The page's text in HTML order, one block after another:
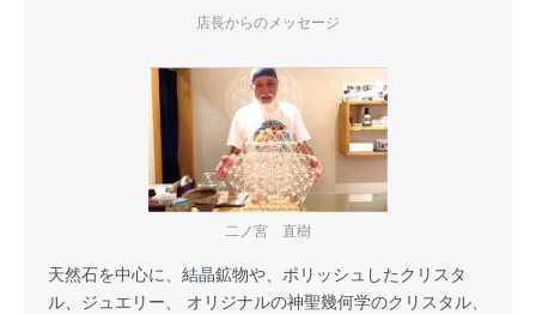
店長からのメッセージ
二ノ宮 直樹
天然石を中心に、結晶鉱物や、ポリッシュしたクリスタ
ル、ジュエリー、 オリジナルの神聖幾何学のクリスタル、